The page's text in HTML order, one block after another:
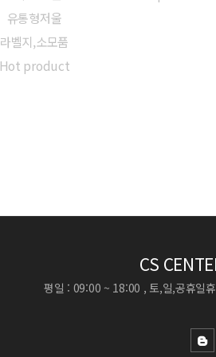
유통형저울
라벨지,소모품
Hot product
CS
평일 : 09:00 ~ 18:00 , 토,일,공휴일